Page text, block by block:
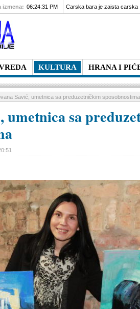
KULTURA HRANA I
izmena: 06:24:31 PM Carska bara je zaista carska
Savić, umetnica sa preduzetničkim sposobnostima
umetnica sa